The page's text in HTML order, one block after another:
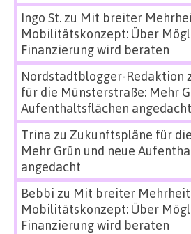
Ingo St.zu Mit breiter
Mobilitätskonzept: Über
Finanzierung wird beraten
Nordstadtblogger-Redaktion
für die Münsterstraße: Mehr
Aufenthaltsflächen angedacht
Trina zu Zukunftspläne für
Mehr Grün und neue
angedacht
Bebbi zu Mit breiter
Mobilitätskonzept: Über
Finanzierung wird beraten